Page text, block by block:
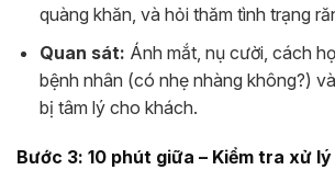
quàng khăn, và hỏi thăm tình trạng
Quan sát: Ánh mắt, nụ cười, cách
bệnh nhân (có nhẹ nhàng không?)
bị tâm lý cho khách.
Bước 3: 10 phút giữa – Kiểm tra xử